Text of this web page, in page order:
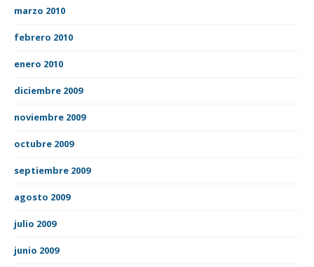
marzo 2010
febrero 2010
enero 2010
diciembre 2009
noviembre 2009
octubre 2009
septiembre 2009
agosto 2009
julio 2009
junio 2009